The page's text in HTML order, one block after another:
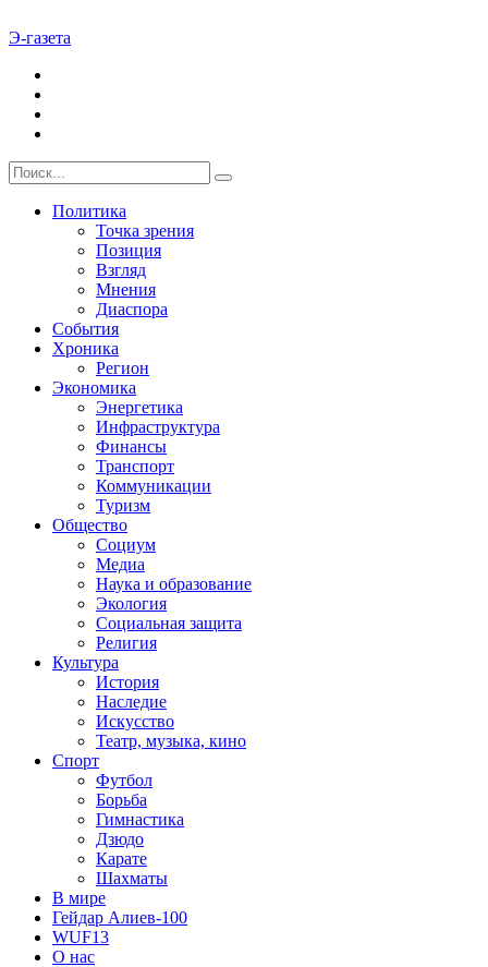
Э-газета
Политика
Точка зрения
Позиция
Взгляд
Мнения
Диаспора
События
Хроника
Регион
Экономика
Энергетика
Инфраструктура
Финансы
Транспорт
Коммуникации
Туризм
Общество
Социум
Медиа
Наука и образование
Экология
Социальная защита
Религия
Культура
История
Наследие
Искусство
Театр, музыка, кино
Спорт
Футбол
Борьба
Гимнастика
Дзюдо
Карате
Шахматы
В мире
Гейдар Алиев-100
WUF13
О нас